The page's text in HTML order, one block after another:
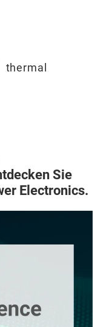
thermal
Sie
Electronics.